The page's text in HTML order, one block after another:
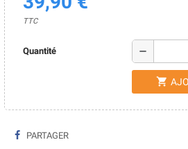
TTC
Quantité remove
shopping_cart
PARTAGER